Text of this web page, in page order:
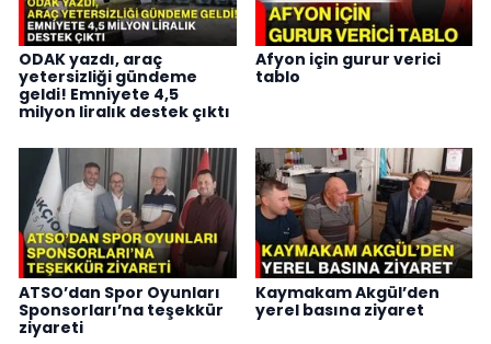
ODAK yazdı, araç
yetersizliği gündeme
geldi! Emniyete 4,5
milyon liralık destek çıktı
Afyon için gurur verici
tablo
ATSO’dan Spor Oyunları
Sponsorları’na teşekkür
ziyareti
Kaymakam Akgül’den
yerel basına ziyaret